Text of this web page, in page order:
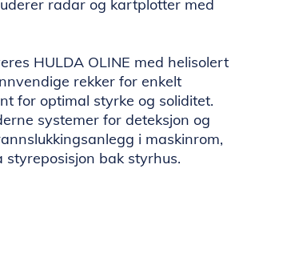
radar og kartplotter med
HULDA OLINE med helisolert
rekker for enkelt
for optimal styrke og soliditet.
systemer for deteksjon og
i maskinrom,
bak styrhus.